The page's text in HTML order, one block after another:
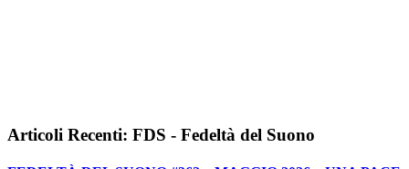
Articoli Recenti: FDS - Fedeltà del Suono